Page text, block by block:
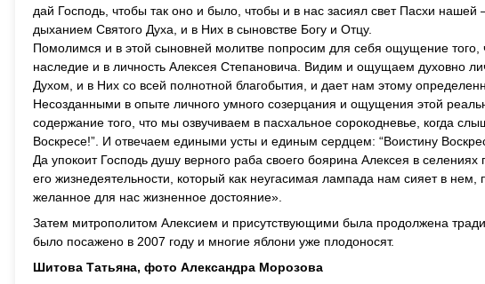
дай Господь, чтобы так оно и было, чтобы и в нас засиял свет Пасхи
дыханием Святого Духа, и в Них в сыновстве Богу и Отцу.
Помолимся и в этой сыновней молитве попросим для себя ощущение
наследие и в личность Алексея Степановича. Видим и ощущаем духовно
Духом, и в Них со всей полнотной благобытия, и дает нам этому
Несозданными в опыте личного умного созерцания и ощущения этой
содержание того, что мы озвучиваем в пасхальное сорокодневье, когда
Воскресе!”. И отвечаем едиными усты и единым сердцем: “Воистину
Да упокоит Господь душу верного раба своего боярина Алексея в
его жизнедеятельности, который как неугасимая лампада нам сияет в нем,
желанное для нас жизненное достояние».
Затем митрополитом Алексием и присутствующими была продолжена
было посажено в 2007 году и многие яблони уже плодоносят.
Шитова Татьяна, фото Александра Морозова